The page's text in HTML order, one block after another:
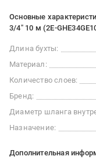
Основные
3/4" 10 м (2E-
Длина бухты:
Материал:
Количество слоев:
Бренд:
Диаметр шланга
Назначение:
Дополнительная